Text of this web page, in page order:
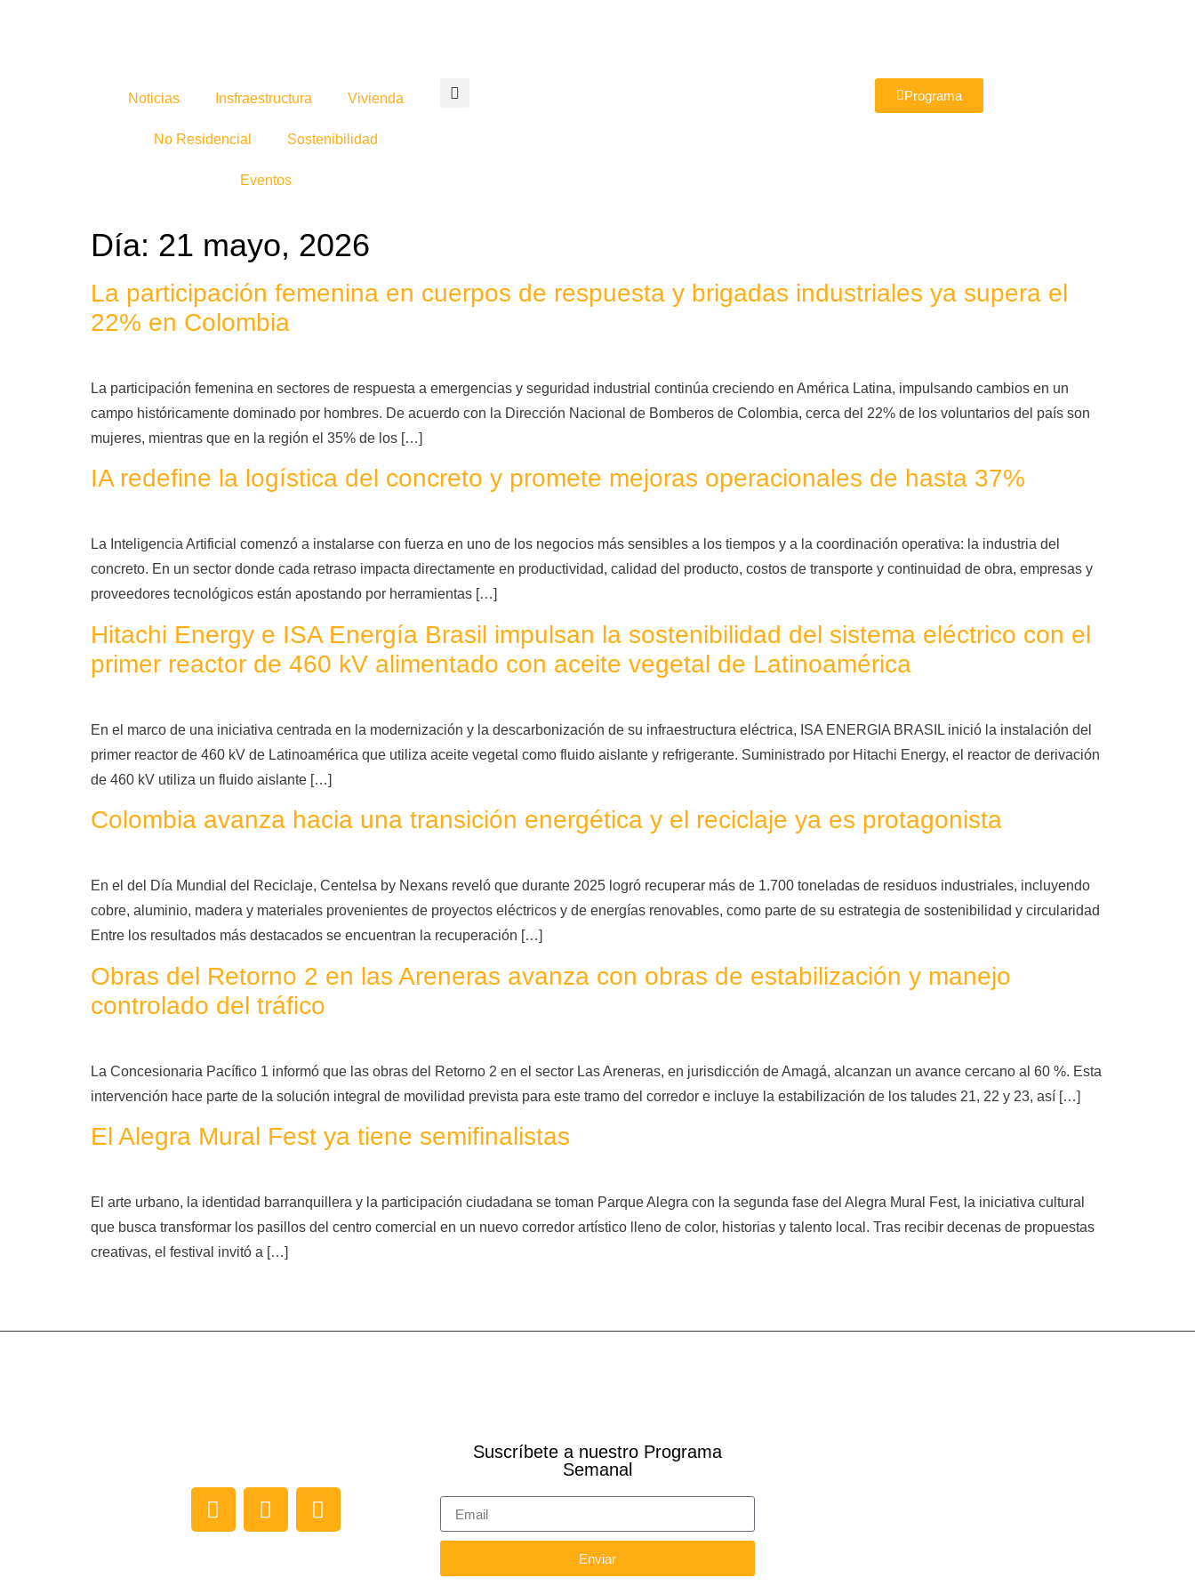
Noticias Insfraestructura Vivienda
No Residencial Sostenibilidad
Eventos
Programa
Día: 21 mayo, 2026
La participación femenina en cuerpos de respuesta y brigadas industriales ya supera el
22% en Colombia
La participación femenina en sectores de respuesta a emergencias y seguridad industrial continúa creciendo en América Latina, impulsando cambios en un
campo históricamente dominado por hombres. De acuerdo con la Dirección Nacional de Bomberos de Colombia, cerca del 22% de los voluntarios del país son
mujeres, mientras que en la región el 35% de los […]
IA redefine la logística del concreto y promete mejoras operacionales de hasta 37%
La Inteligencia Artificial comenzó a instalarse con fuerza en uno de los negocios más sensibles a los tiempos y a la coordinación operativa: la industria del
concreto. En un sector donde cada retraso impacta directamente en productividad, calidad del producto, costos de transporte y continuidad de obra, empresas y
proveedores tecnológicos están apostando por herramientas […]
Hitachi Energy e ISA Energía Brasil impulsan la sostenibilidad del sistema eléctrico con el
primer reactor de 460 kV alimentado con aceite vegetal de Latinoamérica
En el marco de una iniciativa centrada en la modernización y la descarbonización de su infraestructura eléctrica, ISA ENERGIA BRASIL inició la instalación del
primer reactor de 460 kV de Latinoamérica que utiliza aceite vegetal como fluido aislante y refrigerante. Suministrado por Hitachi Energy, el reactor de derivación
de 460 kV utiliza un fluido aislante […]
Colombia avanza hacia una transición energética y el reciclaje ya es protagonista
En el del Día Mundial del Reciclaje, Centelsa by Nexans reveló que durante 2025 logró recuperar más de 1.700 toneladas de residuos industriales, incluyendo
cobre, aluminio, madera y materiales provenientes de proyectos eléctricos y de energías renovables, como parte de su estrategia de sostenibilidad y circularidad
Entre los resultados más destacados se encuentran la recuperación […]
Obras del Retorno 2 en las Areneras avanza con obras de estabilización y manejo
controlado del tráfico
La Concesionaria Pacífico 1 informó que las obras del Retorno 2 en el sector Las Areneras, en jurisdicción de Amagá, alcanzan un avance cercano al 60 %. Esta
intervención hace parte de la solución integral de movilidad prevista para este tramo del corredor e incluye la estabilización de los taludes 21, 22 y 23, así […]
El Alegra Mural Fest ya tiene semifinalistas
El arte urbano, la identidad barranquillera y la participación ciudadana se toman Parque Alegra con la segunda fase del Alegra Mural Fest, la iniciativa cultural
que busca transformar los pasillos del centro comercial en un nuevo corredor artístico lleno de color, historias y talento local. Tras recibir decenas de propuestas
creativas, el festival invitó a […]
Suscríbete a nuestro Programa
Semanal
Enviar